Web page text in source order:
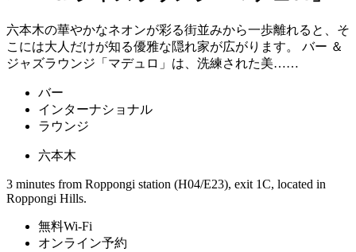
六本木の華やかなネオンが彩る街並みから一歩離れると、そ
こには大人だけが知る優雅な隠れ家が広がります。 バー ＆
ジャズラウンジ「マデュロ」は、洗練された美……
バー
インターナショナル
ラウンジ
六本木
3 minutes from Roppongi station (H04/E23), exit 1C, located in
Roppongi Hills.
無料Wi-Fi
オンライン予約